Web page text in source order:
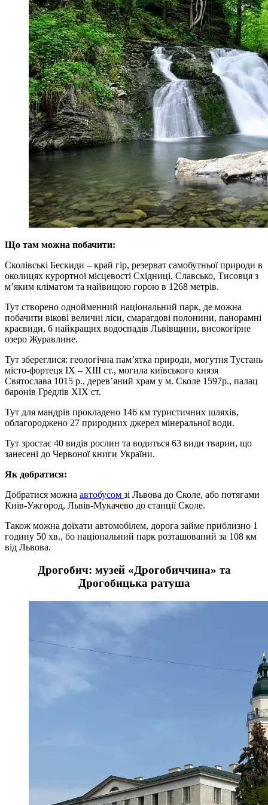
Що там можна побачити:
Сколівські Бескиди – край гір, резерват самобутньої природи в
околицях курортної місцевості Східниці, Славсько, Тисовця з
м’яким кліматом та найвищою горою в 1268 метрів.
Тут створено однойменний національний парк, де можна
побачити вікові величні ліси, смарагдові полонини, панорамні
краєвиди, 6 найкращих водоспадів Львівщини, високогірне
озеро Журавлине.
Тут збереглися: геологічна пам’ятка природи, могутня Тустань
місто-фортеця IX – XIII ст., могила київського князя
Святослава 1015 р., дерев’яний храм у м. Сколе 1597р., палац
баронів Гредлів XIX ст.
Тут для мандрів прокладено 146 км туристичних шляхів,
облагороджено 27 природних джерел мінеральної води.
Тут зростає 40 видів рослин та водиться 63 види тварин, що
занесені до Червоної книги України.
Як добратися:
Добратися можна автобусом зі Львова до Сколе, або потягами
Київ-Ужгород, Львів-Мукачево до станції Сколе.
Також можна доїхати автомобілем, дорога займе приблизно 1
годину 50 хв., бо національний парк розташований за 108 км
від Львова.
Дрогобич: музей «Дрогобиччина» та
Дрогобицька ратуша